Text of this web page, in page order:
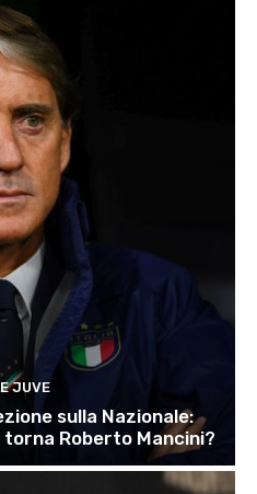
JUVE
sulla Nazionale:
torna Roberto Mancini?